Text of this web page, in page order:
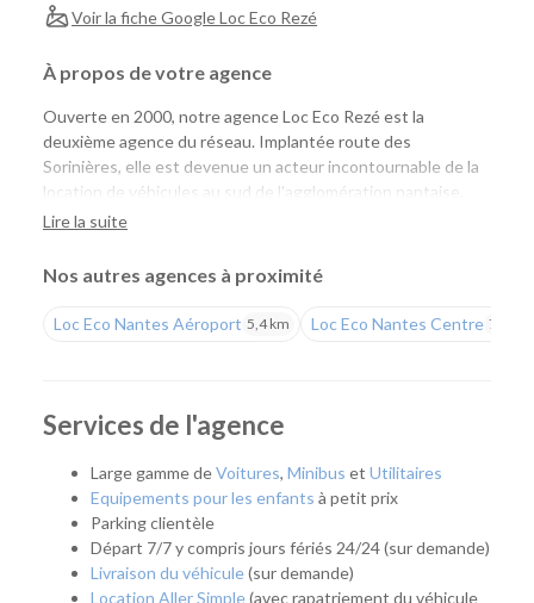
Voir la fiche Google Loc Eco Rezé
À propos de votre agence
Ouverte en 2000, notre agence Loc Eco Rezé est la
deuxième agence du réseau. Implantée route des
Sorinières, elle est devenue un acteur incontournable de la
location de véhicules au sud de l'agglomération nantaise,
aussi bien pour les particuliers que pour les professionnels.
professionnels
Que vous prépariez un déplacement professionnel, un
quelques jours ou plusieurs mois, notre agence vous
accompagne avec une solution adaptée. Elle répond
entreprises grâce à une offre complète de location courte,
moyenne et longue durée.
Facilement accessible depuis le périphérique nantais et
desservie par les transports en commun, notre agence
Lire la suite
Nos autres agences à proximité
Loc Eco Nantes Aéroport 5,4 km Loc Eco Nantes Centre 7,7 km
Services de l'agence
Large gamme deVoitures, Minibus et Utilitaires
Equipements pour les enfants à petit prix
Parking clientèle
Départ 7/7 y compris jours fériés 24/24 (sur demande)
Livraison du véhicule(sur demande)
Location Aller Simple(avec rapatriement du véhicule